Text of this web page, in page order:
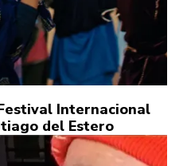
Internacional
del Estero